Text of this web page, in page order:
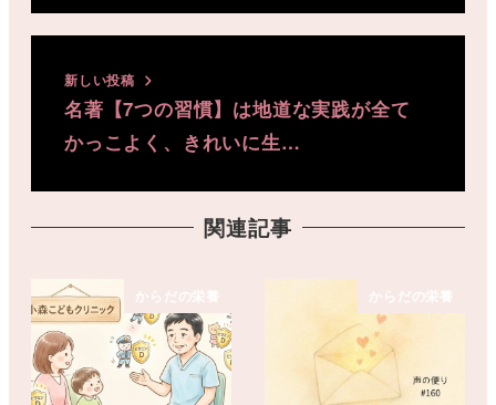
新しい投稿
名著【7つの習慣】は地道な実践が全て
かっこよく、きれいに生…
関連記事
からだの栄養 からだの栄養